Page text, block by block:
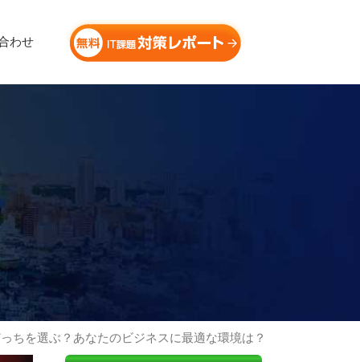
わせ
ちを選ぶ？あなたのビジネスに最適な環境は？